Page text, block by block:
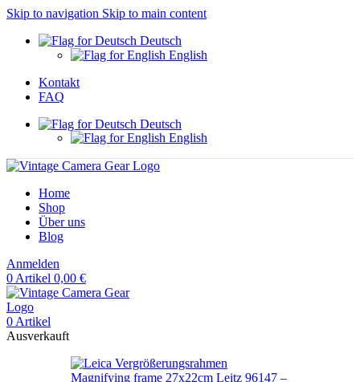
Skip to navigation Skip to main content
Deutsch
English
Kontakt
FAQ
Deutsch
English
Home
Shop
Über uns
Blog
Anmelden
0 Artikel 0,00 €
0 Artikel
Ausverkauft